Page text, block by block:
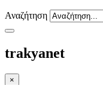
Αναζήτηση
trakyanet
×